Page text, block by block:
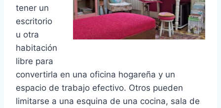
tener un
escritorio
u otra
habitación
libre para
convertirla en una oficina hogareña y un
espacio de trabajo efectivo. Otros pueden
limitarse a una esquina de una cocina, sala de